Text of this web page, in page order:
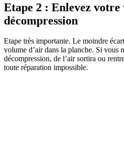
Etape 2 : Enlevez votre
décompression
Etape très importante. Le moindre
volume d’air dans la planche. Si vous
décompression, de l’air sortira ou
toute réparation impossible.